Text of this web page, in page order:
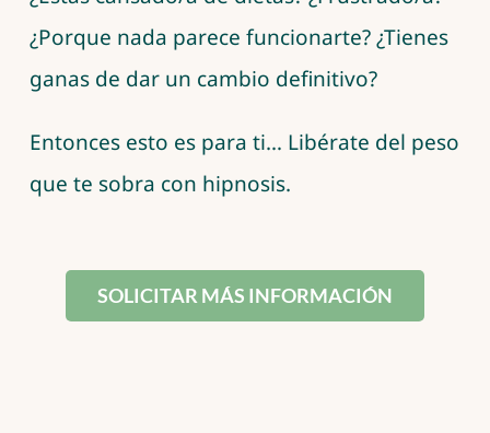
¿Porque nada parece funcionarte? ¿Tienes
ganas de dar un cambio definitivo?
Entonces esto es para ti… Libérate del peso
que te sobra con hipnosis.
SOLICITAR MÁS INFORMACIÓN